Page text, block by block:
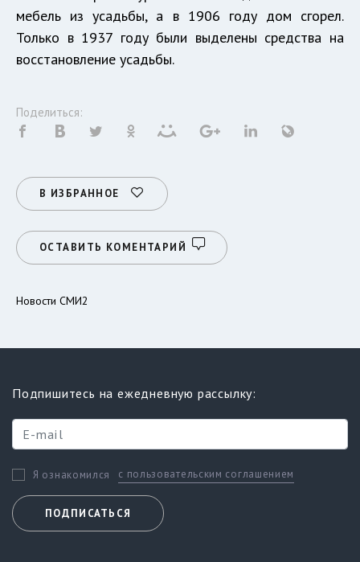
мебель из усадьбы, а в 1906 году дом сгорел.
Только в 1937 году были выделены средства на
восстановление усадьбы.
Поделиться:
В ИЗБРАННОЕ
ОСТАВИТЬ КОМЕНТАРИЙ
Новости СМИ2
Подпишитесь на ежедневную рассылку:
Я ознакомился с пользовательским соглашением
ПОДПИСАТЬСЯ